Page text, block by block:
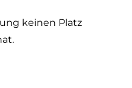
keinen Platz